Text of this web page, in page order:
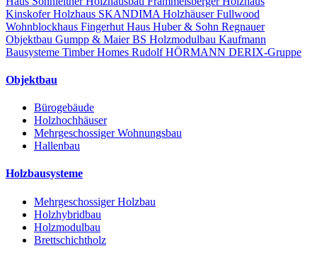
Kinskofer Holzhaus SKANDIMA HolzhäuserFullwood
Wohnblockhaus Fingerhut Haus Huber & Sohn Regnauer
Objektbau Gumpp & MaierBS Holzmodulbau Kaufmann
Bausysteme Timber Homes Rudolf HÖRMANN DERIX-Gruppe
Objektbau
Bürogebäude
Holzhochhäuser
Mehrgeschossiger Wohnungsbau
Hallenbau
Holzbausysteme
Mehrgeschossiger Holzbau
Holzhybridbau
Holzmodulbau
Brettschichtholz